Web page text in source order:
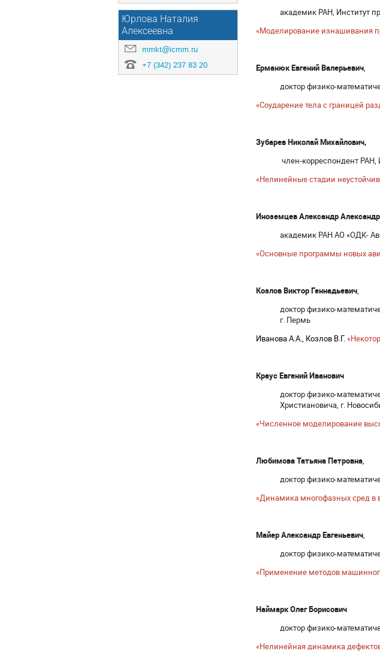
Юрлова Наталия
Алексеевна
mmkt@icmm.ru
+7 (342) 237 83 20
академик РАН, Институт
«Моделирование изнашивания
Ерманюк Евгений Валерьевич,
доктор физико-
«Соударение тела с границей
Зубарев Николай Михайлович,
член-корреспондент РАН,
«Нелинейные стадии
Иноземцев Александр
академик РАН АО «ОДК-
«Основные программы новых
Козлов Виктор Геннадьевич,
доктор физико-
г. Пермь
Иванова А.А., Козлов В.Г.
Краус Евгений Иванович
доктор физико-
Христиановича, г.
«Численное моделирование
Любимова Татьяна Петровна,
доктор физико-
«Динамика многофазных сред в
Майер Александр Евгеньевич,
доктор физико-
«Применение методов
Наймарк Олег Борисович
доктор физико-
«Нелинейная динамика